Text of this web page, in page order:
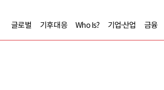
글로벌 기후대응 Who Is? 기업·산업 금융